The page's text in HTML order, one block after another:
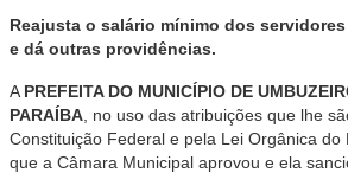
Reajusta o salário mínimo dos
e dá outras providências.
A PREFEITA DO MUNICÍPIO DE
PARAÍBA , no uso das atribuições que lhe
Constituição Federal e pela Lei Orgânica
que a Câmara Municipal aprovou e ela